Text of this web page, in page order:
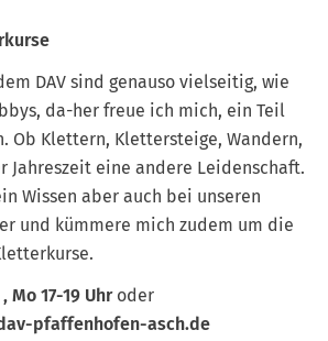
DAV sind genauso vielseitig, wie
da-her freue ich mich, ein Teil
Ob Klettern, Klettersteige, Wandern,
Jahreszeit eine andere Leidenschaft.
Wissen aber auch bei unseren
und kümmere mich zudem um die
Mo 17-19 Uhroder
pfaffenhofen-asch.de